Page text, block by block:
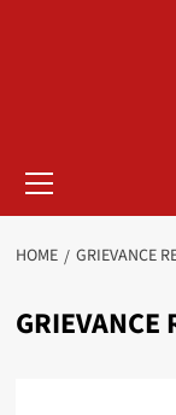
Menu
HOME GRIEVANCE
GRIEVANCE